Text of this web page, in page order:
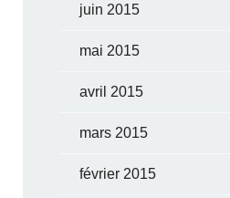
juin 2015
mai 2015
avril 2015
mars 2015
février 2015